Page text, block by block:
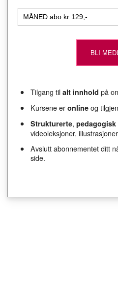
Tilgang til alt innhold på
Kursene er online og
Strukturerte, pedagogisk
videoleksjoner,
Avslutt abonnementet ditt
side.